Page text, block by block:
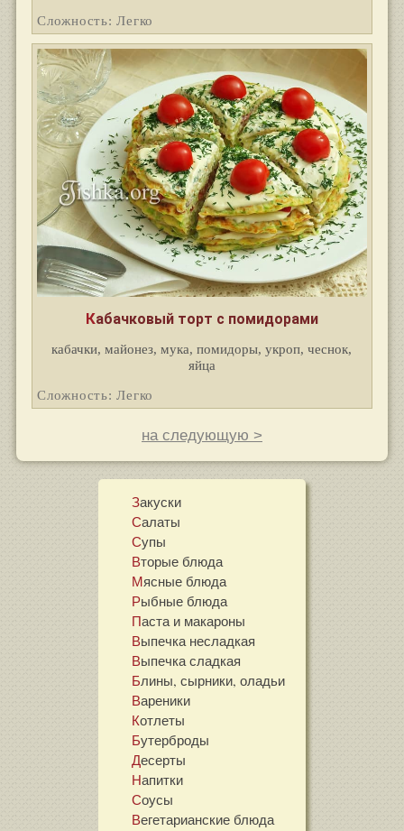
Сложность: Легко
Кабачковый торт с помидорами
кабачки, майонез, мука, помидоры, укроп, чеснок,
яйца
Сложность: Легко
на следующую >
Закуски
Салаты
Супы
Вторые блюда
Мясные блюда
Рыбные блюда
Паста и макароны
Выпечка несладкая
Выпечка сладкая
Блины, сырники, оладьи
Вареники
Котлеты
Бутерброды
Десерты
Напитки
Соусы
Вегетарианские блюда